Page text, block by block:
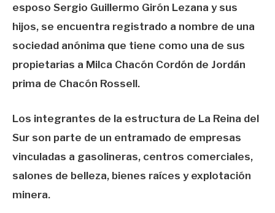
esposo Sergio Guillermo Girón Lezana y sus
hijos, se encuentra registrado a nombre de una
sociedad anónima que tiene como una de sus
propietarias a Milca Chacón Cordón de Jordán
prima de Chacón Rossell.
Los integrantes de la estructura de La Reina del
Sur son parte de un entramado de empresas
vinculadas a gasolineras, centros comerciales,
salones de belleza, bienes raíces y explotación
minera.